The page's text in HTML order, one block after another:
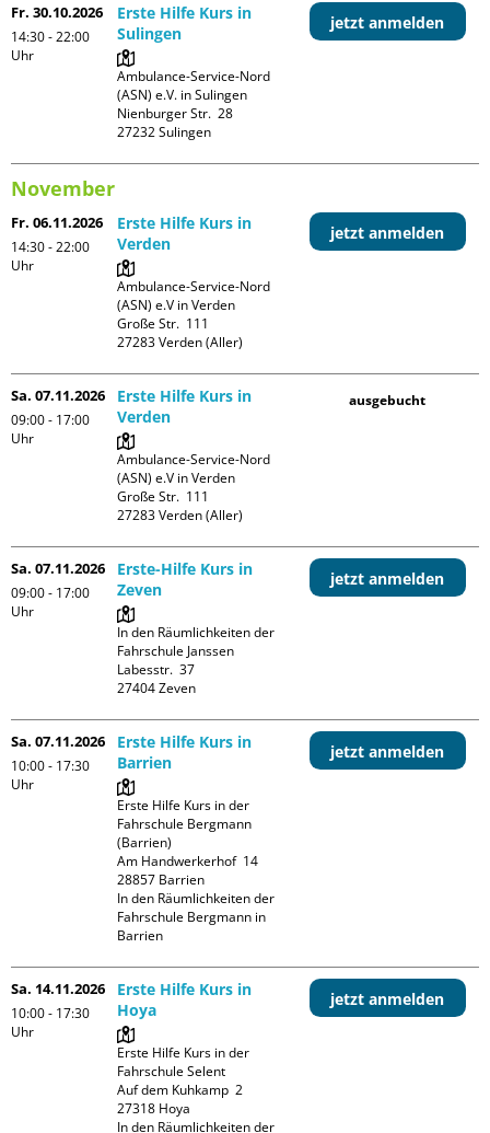
Fr. 30.10.2026
14:30 - 22:00
Uhr
Erste Hilfe Kurs in
Sulingen
Ambulance-Service-Nord
(ASN) e.V. in Sulingen
Nienburger Str.  28
jetzt anmelden
November
Fr. 06.11.2026
14:30 - 22:00
Uhr
Erste Hilfe Kurs in
Verden
Ambulance-Service-Nord
(ASN) e.V in Verden
Große Str.  111
jetzt anmelden
Sa. 07.11.2026
09:00 - 17:00
Uhr
Erste Hilfe Kurs in
Verden
Ambulance-Service-Nord
(ASN) e.V in Verden
Große Str.  111
ausgebucht
Sa. 07.11.2026
09:00 - 17:00
Uhr
Erste-Hilfe Kurs in
Zeven
In den Räumlichkeiten der
Fahrschule Janssen
Labesstr.  37
jetzt anmelden
Sa. 07.11.2026
10:00 - 17:30
Uhr
Erste Hilfe Kurs in
Barrien
Erste Hilfe Kurs in der
Fahrschule Bergmann
(Barrien)
Am Handwerkerhof  14
28857 Barrien
In den Räumlichkeiten der
Fahrschule Bergmann in
Barrien
jetzt anmelden
Sa. 14.11.2026
10:00 - 17:30
Uhr
Erste Hilfe Kurs in
Hoya
Erste Hilfe Kurs in der
Fahrschule Selent
Auf dem Kuhkamp  2
27318 Hoya
In den Räumlichkeiten der
jetzt anmelden